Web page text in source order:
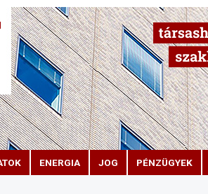
ENERGIA JOG PÉNZÜGYEK